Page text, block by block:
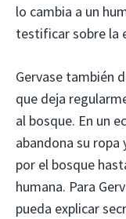
lo cambia a un
testificar sobre la
Gervase también
que deja
al bosque. En un
abandona su
por el bosque
humana. Para
pueda explicar